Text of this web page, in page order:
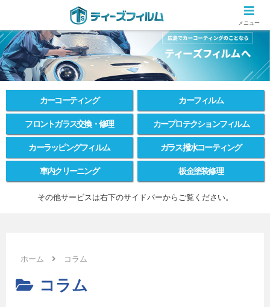
広島のカーコーティング専門店 ティーズフィルムの施工ブログ
カーコーティング カーフィルム
フロントガラス交換・修理 カープロテクションフィルム
カーラッピングフィルム ガラス撥水コーティング
車内クリーニング 板金塗装修理
その他サービスは右下のサイドバーからご覧ください。
ホーム コラム
コラム
メニュー